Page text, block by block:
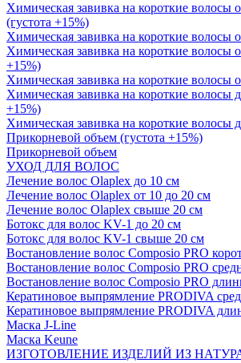
Химическая завивка на короткие волосы
(густота +15%)
Химическая завивка на короткие волосы
Химическая завивка на короткие волосы
+15%)
Химическая завивка на короткие волосы
Химическая завивка на короткие волосы
+15%)
Химическая завивка на короткие волосы
Прикорневой объем (густота +15%)
Прикорневой объем
УХОД ДЛЯ ВОЛОС
Лечение волос Olapleх до 10 см
Лечение волос Olapleх от 10 до 20 см
Лечение волос Olapleх свыше 20 см
Ботокс для волос KV-1 до 20 см
Ботокс для волос KV-1 свыше 20 см
Востановление волос Composio PRO
Востановление волос Composio PRO
Востановление волос Composio PRO
Кератиновое выпрямление PRODIVA
Кератиновое выпрямление PRODIVA
Маска J-Line
Маска Keune
ИЗГОТОВЛЕНИЕ ИЗДЕЛИЙ ИЗ